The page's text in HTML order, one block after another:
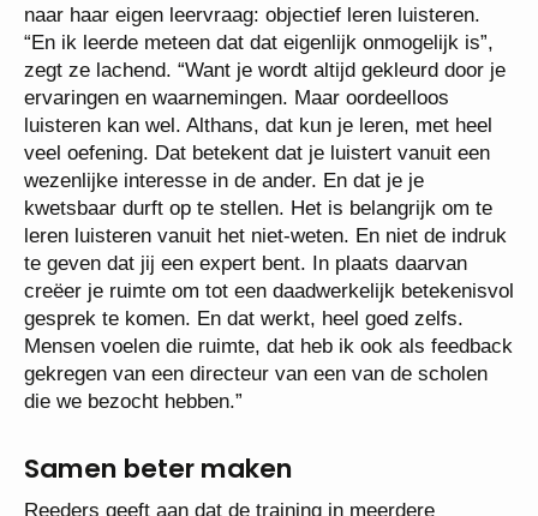
naar haar eigen leervraag: objectief leren luisteren.
“En ik leerde meteen dat dat eigenlijk onmogelijk is”,
zegt ze lachend. “Want je wordt altijd gekleurd door je
ervaringen en waarnemingen. Maar oordeelloos
luisteren kan wel. Althans, dat kun je leren, met heel
veel oefening. Dat betekent dat je luistert vanuit een
wezenlijke interesse in de ander. En dat je je
kwetsbaar durft op te stellen. Het is belangrijk om te
leren luisteren vanuit het niet-weten. En niet de indruk
te geven dat jij een expert bent. In plaats daarvan
creëer je ruimte om tot een daadwerkelijk betekenisvol
gesprek te komen. En dat werkt, heel goed zelfs.
Mensen voelen die ruimte, dat heb ik ook als feedback
gekregen van een directeur van een van de scholen
die we bezocht hebben.”
Samen beter maken
Reeders geeft aan dat de training in meerdere